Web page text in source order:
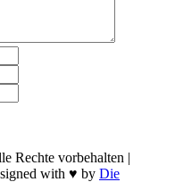
Rechte vorbehalten |
with ♥ by Die